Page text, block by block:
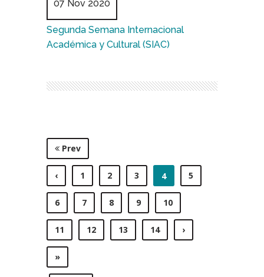
07 Nov 2020
Segunda Semana Internacional
Académica y Cultural (SIAC)
Prev
‹ 1 2 3 4 5
6 7 8 9 10
11 12 13 14 ›
»